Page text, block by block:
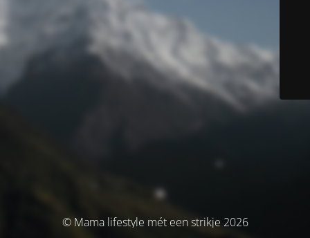
© Mama lifestyle mét een strikje 2026